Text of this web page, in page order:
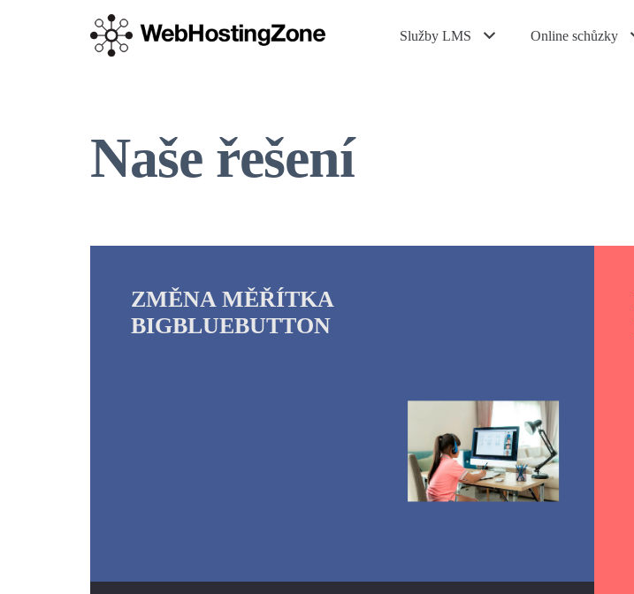
Služby LMS Online schůzky
Naše řešení
ZMĚNA MĚŘÍTKA
BIGBLUEBUTTON